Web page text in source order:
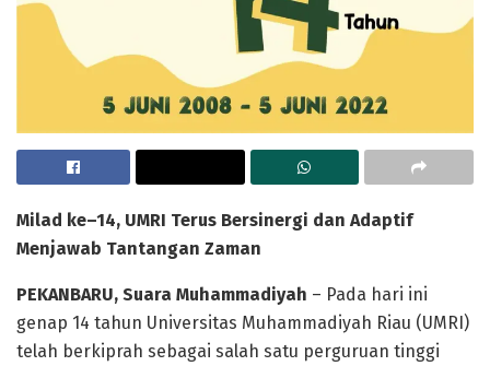
Milad ke–14, UMRI Terus Bersinergi dan Adaptif
Menjawab Tantangan Zaman
PEKANBARU, Suara Muhammadiyah – Pada hari ini
genap 14 tahun Universitas Muhammadiyah Riau (UMRI)
telah berkiprah sebagai salah satu perguruan tinggi